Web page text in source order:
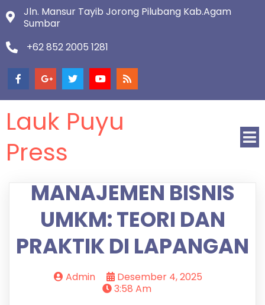
Jln. Mansur Tayib Jorong Pilubang Kab.Agam
Sumbar
+62 852 2005 1281
Lauk Puyu
Press
MANAJEMEN BISNIS
UMKM: TEORI DAN
PRAKTIK DI LAPANGAN
Admin
Desember 4, 2025
3:58 Am